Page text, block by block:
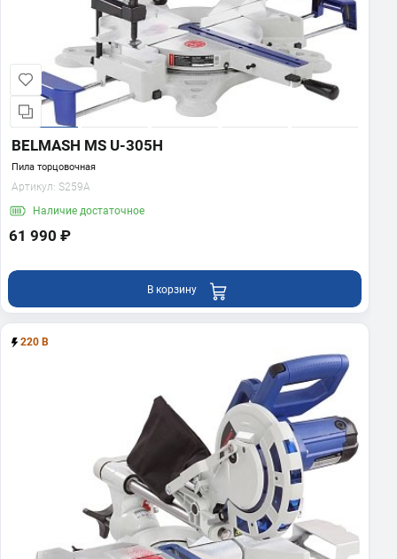
BELMASH MS U-305H
Пила торцовочная
Артикул: S259A
Наличие достаточное
61 990 ₽
В корзину
220 В